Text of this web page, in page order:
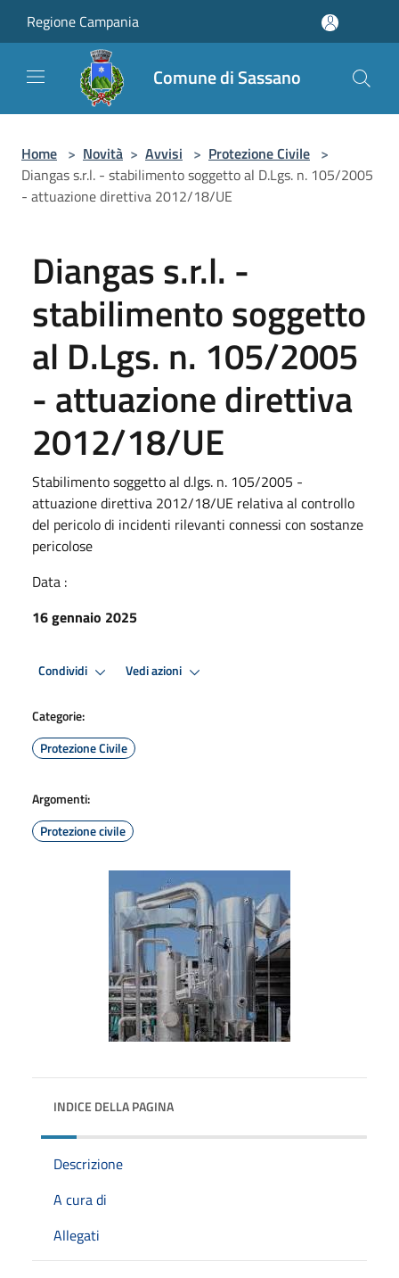
Regione Campania
Comune di Sassano
Home > Novità > Avvisi > Protezione Civile >
Diangas s.r.l. - stabilimento soggetto al D.Lgs. n. 105/2005
- attuazione direttiva 2012/18/UE
Diangas s.r.l. -
stabilimento soggetto
al D.Lgs. n. 105/2005
- attuazione direttiva
2012/18/UE
Stabilimento soggetto al d.lgs. n. 105/2005 -
attuazione direttiva 2012/18/UE relativa al controllo
del pericolo di incidenti rilevanti connessi con sostanze
pericolose
Data :
16 gennaio 2025
Condividi Vedi azioni
Categorie:
Protezione Civile
Argomenti:
Protezione civile
INDICE DELLA PAGINA
Descrizione
A cura di
Allegati